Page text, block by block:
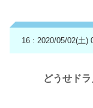
16 : 2020/05/02(土)
どうせド